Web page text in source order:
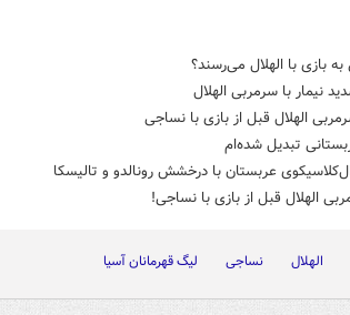
بازی با الهلال می‌رسند؟
نیمار با سرمربی الهلال
الهلال قبل از بازی با نساجی
تبدیل شده‌ام
عربستان با درخشش رونالدو و تالیسکا
الهلال قبل از بازی با نساجی!
الهلال نساجی لیگ قهرمانان آسیا